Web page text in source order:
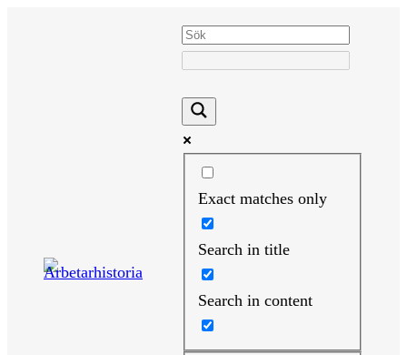
Exact matches only
Search in title
Search in content